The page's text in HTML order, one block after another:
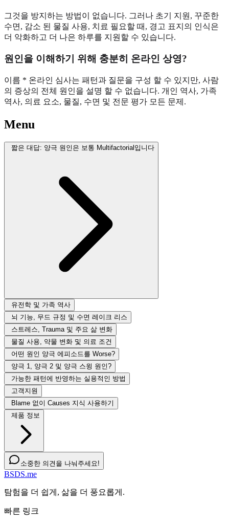
그것을 방지하는 방법이 없습니다. 그러나 초기 지원, 꾸준한
수면, 감소 된 물질 사용, 치료 필요할 때, 경고 표지의 인식은
더 악화하고 더 나은 하루를 지원할 수 있습니다.
원인을 이해하기 위해 충분히 온라인 상영?
이름 * 온라인 심사는 패턴과 질문을 구성 할 수 있지만, 사람
의 증상의 전체 원인을 설명 할 수 없습니다. 개인 역사, 가족
역사, 의료 요소, 물질, 수면 및 전문 평가 모든 문제.
Menu
짧은 대답: 양극 원인은 보통 Multifactorial입니다
유전학 및 가족 역사
뇌 기능, 무드 규정 및 수면 레이크 리스
스트레스, Trauma 및 주요 삶 변화
물질 사용, 약물 변화 및 의료 조건
어떤 원인 양극 에피소드를 Worse?
양극 1, 양극 2 및 양극 스윙 원인?
가능한 패턴에 반영하는 실용적인 방법
고객지원
Blame 없이 Causes 지식 사용하기
제품 정보
소중한 의견을 나눠주세요!
BSDS.me
탐험을 더 쉽게, 삶을 더 풍요롭게.
빠른 링크